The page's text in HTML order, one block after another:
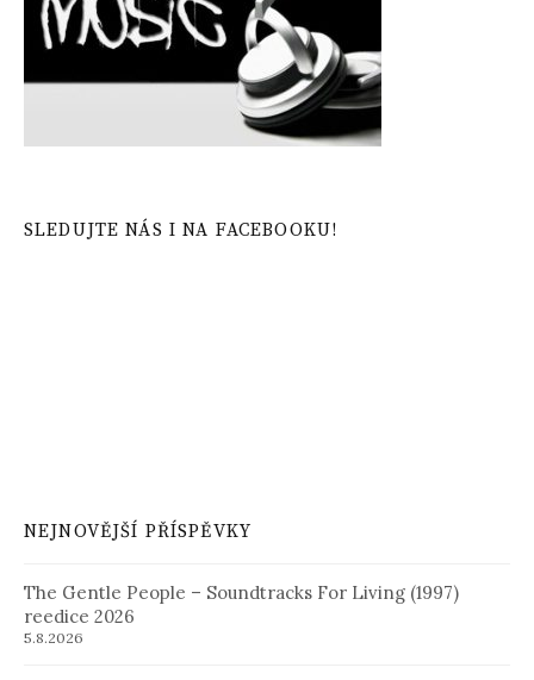
SLEDUJTE NÁS I NA FACEBOOKU!
NEJNOVĚJŠÍ PŘÍSPĚVKY
The Gentle People – Soundtracks For Living (1997)
reedice 2026
5.8.2026